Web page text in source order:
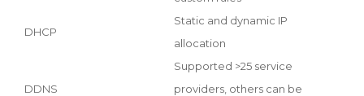
DHCP
Static and dynamic IP
allocation
DDNS
Supported >25 service
providers, others can be